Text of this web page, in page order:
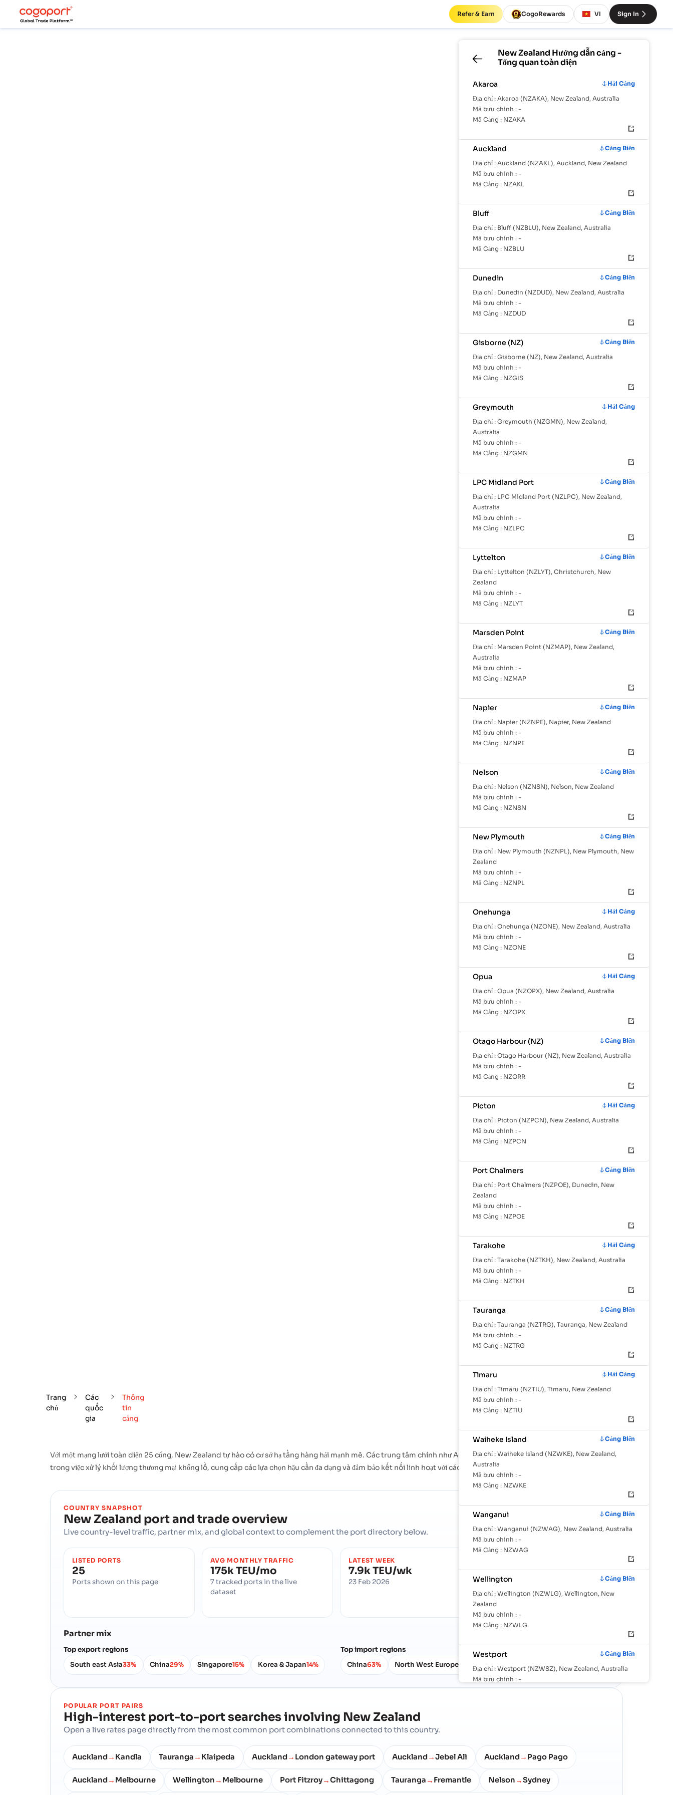
Refer & Earn CogoRewards VI Sign In
New Zealand Hướng dẫn cảng -
Tổng quan toàn diện
Akaroa
Hải Cảng
Địa chỉ : Akaroa (NZAKA), New Zealand, Australia
Mã bưu chính : -
Mã Cảng : NZAKA
Auckland
Cảng Biển
Địa chỉ : Auckland (NZAKL), Auckland, New Zealand
Mã bưu chính : -
Mã Cảng : NZAKL
Bluff
Cảng Biển
Địa chỉ : Bluff (NZBLU), New Zealand, Australia
Mã bưu chính : -
Mã Cảng : NZBLU
Dunedin
Cảng Biển
Địa chỉ : Dunedin (NZDUD), New Zealand, Australia
Mã bưu chính : -
Mã Cảng : NZDUD
Gisborne (NZ)
Cảng Biển
Địa chỉ : Gisborne (NZ), New Zealand, Australia
Mã bưu chính : -
Mã Cảng : NZGIS
Greymouth
Hải Cảng
Địa chỉ : Greymouth (NZGMN), New Zealand,
Australia
Mã bưu chính : -
Mã Cảng : NZGMN
LPC Midland Port
Cảng Biển
Địa chỉ : LPC Midland Port (NZLPC), New Zealand,
Australia
Mã bưu chính : -
Mã Cảng : NZLPC
Lyttelton
Cảng Biển
Địa chỉ : Lyttelton (NZLYT), Christchurch, New
Zealand
Mã bưu chính : -
Mã Cảng : NZLYT
Marsden Point
Cảng Biển
Địa chỉ : Marsden Point (NZMAP), New Zealand,
Australia
Mã bưu chính : -
Mã Cảng : NZMAP
Napier
Cảng Biển
Địa chỉ : Napier (NZNPE), Napier, New Zealand
Mã bưu chính : -
Mã Cảng : NZNPE
Nelson
Cảng Biển
Địa chỉ : Nelson (NZNSN), Nelson, New Zealand
Mã bưu chính : -
Mã Cảng : NZNSN
New Plymouth
Cảng Biển
Địa chỉ : New Plymouth (NZNPL), New Plymouth, New
Zealand
Mã bưu chính : -
Mã Cảng : NZNPL
Onehunga
Hải Cảng
Địa chỉ : Onehunga (NZONE), New Zealand, Australia
Mã bưu chính : -
Mã Cảng : NZONE
Opua
Hải Cảng
Địa chỉ : Opua (NZOPX), New Zealand, Australia
Mã bưu chính : -
Mã Cảng : NZOPX
Otago Harbour (NZ)
Cảng Biển
Địa chỉ : Otago Harbour (NZ), New Zealand, Australia
Mã bưu chính : -
Mã Cảng : NZORR
Picton
Hải Cảng
Địa chỉ : Picton (NZPCN), New Zealand, Australia
Mã bưu chính : -
Mã Cảng : NZPCN
Port Chalmers
Cảng Biển
Địa chỉ : Port Chalmers (NZPOE), Dunedin, New
Zealand
Mã bưu chính : -
Mã Cảng : NZPOE
Tarakohe
Hải Cảng
Địa chỉ : Tarakohe (NZTKH), New Zealand, Australia
Mã bưu chính : -
Mã Cảng : NZTKH
Tauranga
Cảng Biển
Địa chỉ : Tauranga (NZTRG), Tauranga, New Zealand
Mã bưu chính : -
Mã Cảng : NZTRG
Timaru
Hải Cảng
Địa chỉ : Timaru (NZTIU), Timaru, New Zealand
Mã bưu chính : -
Mã Cảng : NZTIU
Waiheke Island
Cảng Biển
Địa chỉ : Waiheke Island (NZWKE), New Zealand,
Australia
Mã bưu chính : -
Mã Cảng : NZWKE
Wanganui
Cảng Biển
Địa chỉ : Wanganui (NZWAG), New Zealand, Australia
Mã bưu chính : -
Mã Cảng : NZWAG
Wellington
Cảng Biển
Địa chỉ : Wellington (NZWLG), Wellington, New
Zealand
Mã bưu chính : -
Mã Cảng : NZWLG
Westport
Cảng Biển
Địa chỉ : Westport (NZWSZ), New Zealand, Australia
Mã bưu chính : -
Mã Cảng :NZWSZ
Zealand
Mã bưu chính :-
Trang
chủ
Các
quốc
gia
Thông
tin
cảng
Với một mạng lưới toàn diện 25 cổng, New Zealand tự hào có cơ sở hạ tầng hàng hải mạnh mẽ. Các trung tâm chính như Akaroa, Auckland, Bluff đóng vai trò quan trọng
trong việc xử lý khối lượng thương mại khổng lồ, cung cấp các lựa chọn hậu cần đa dạng và đảm bảo kết nối linh hoạt với các tuyến đường vận chuyển quốc tế trên toàn cầu.
COUNTRY SNAPSHOT
New Zealand port and trade overview
Live country-level traffic, partner mix, and global context to complement the port directory below.
LISTED PORTS
25
Ports shown on this page
AVG MONTHLY TRAFFIC
175k TEU/mo
7 tracked ports in the live
dataset
LATEST WEEK
7.9k TEU/wk
23 Feb 2026
0.71%
Against 24.6M TEU/mo in tracked
global container flow
Partner mix
Top export regions
South east Asia33% China29% Singapore15% Korea & Japan14%
Top import regions
China63% North West Europe Oceania South east Asia 7%
POPULAR PORT PAIRS
High-interest port-to-port searches involving New Zealand
Open a live rates page directly from the most common port combinations connected to this country.
Auckland→ Kandla Tauranga → Klaipeda Auckland→ London gateway port Auckland→Jebel Ali Auckland→ Pago Pago
Auckland→ Melbourne Wellington → Melbourne Port Fitzroy→Chittagong Tauranga → Fremantle Nelson →Sydney